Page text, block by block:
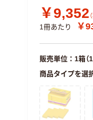
￥9,352
1冊あたり
￥
販売単位：1箱（
商品タイプを選